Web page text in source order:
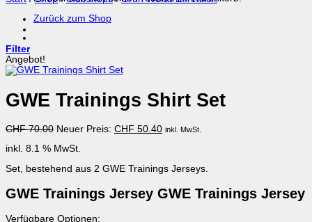
Zurück zum Shop
Filter
Angebot!
GWE Trainings Shirt Set
CHF70.00 Ursprünglicher
war:
Neuer Preis: CHF 50.40Aktueller
inkl. MwSt.
inkl. 8.1 % MwSt.
Set, bestehend aus 2 GWE Trainings Jerseys.
GWE Trainings Jersey GWE Trainings Jersey
Verfügbare Optionen: